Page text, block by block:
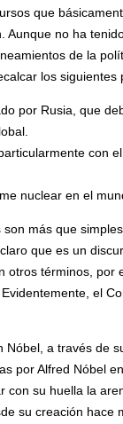
que
no ha
de la
los siguientes
por Rusia, que
con
nuclear en el
más que
que es un
términos, por
el
a través de
por Alfred Nóbel
su huella la
su creación